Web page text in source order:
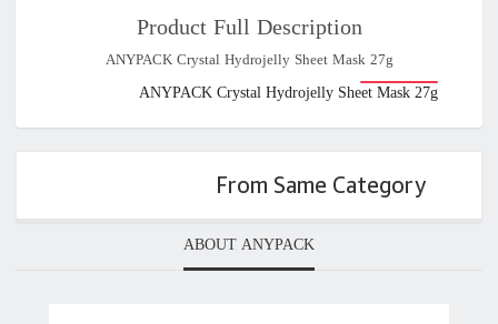
when
available
Product Full Description
ANYPACK Crystal Hydrojelly Sheet Mask 27g
ANYPACK Crystal Hydrojelly Sheet Mask 27g
From Same Category
ABOUT ANYPACK